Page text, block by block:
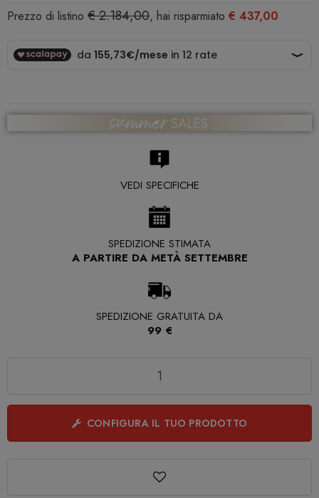
Prezzo di listino € 2.184,00, hai risparmiato € 437,00
VEDI SPECIFICHE
SPEDIZIONE STIMATA
A PARTIRE DA METÀ SETTEMBRE
SPEDIZIONE GRATUITA DA
99 €
CONFIGURA IL TUO PRODOTTO